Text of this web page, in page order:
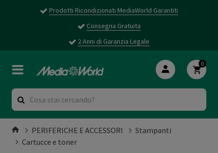
Prodotti Ricondizionati MediaWorld Garantiti
Consegna Gratuita
2 Anni di Garanzia Legale
0
PERIFERICHE E ACCESSORI
Stampanti
Cartucce e toner